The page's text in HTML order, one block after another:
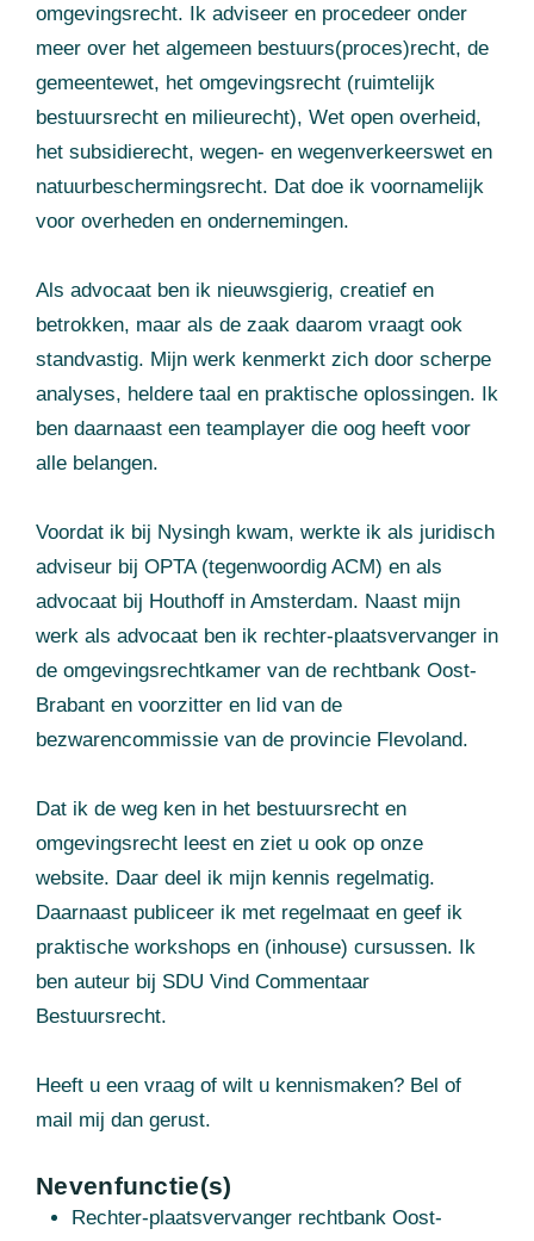
omgevingsrecht. Ik adviseer en procedeer onder
meer over het algemeen bestuurs(proces)recht, de
gemeentewet, het omgevingsrecht (ruimtelijk
bestuursrecht en milieurecht), Wet open overheid,
het subsidierecht, wegen- en wegenverkeerswet en
natuurbeschermingsrecht. Dat doe ik voornamelijk
voor overheden en ondernemingen.
Als advocaat ben ik nieuwsgierig, creatief en
betrokken, maar als de zaak daarom vraagt ook
standvastig. Mijn werk kenmerkt zich door scherpe
analyses, heldere taal en praktische oplossingen. Ik
ben daarnaast een teamplayer die oog heeft voor
alle belangen.
Voordat ik bij Nysingh kwam, werkte ik als juridisch
adviseur bij OPTA (tegenwoordig ACM) en als
advocaat bij Houthoff in Amsterdam. Naast mijn
werk als advocaat ben ik rechter-plaatsvervanger in
de omgevingsrechtkamer van de rechtbank Oost-
Brabant en voorzitter en lid van de
bezwarencommissie van de provincie Flevoland.
Dat ik de weg ken in het bestuursrecht en
omgevingsrecht leest en ziet u ook op onze
website. Daar deel ik mijn kennis regelmatig.
Daarnaast publiceer ik met regelmaat en geef ik
praktische workshops en (inhouse) cursussen. Ik
ben auteur bij SDU Vind Commentaar
Bestuursrecht.
Heeft u een vraag of wilt u kennismaken? Bel of
mail mij dan gerust.
Nevenfunctie(s)
Rechter-plaatsvervanger rechtbank Oost-